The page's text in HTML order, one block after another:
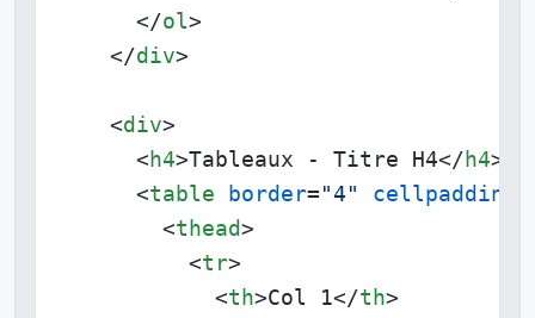
</ol>
</div>
<div>
< h4>Tableaux - Titre H4</ h4>
<table border= "4" cellpadding
<thead>
<tr>
<th>Col 1</th>